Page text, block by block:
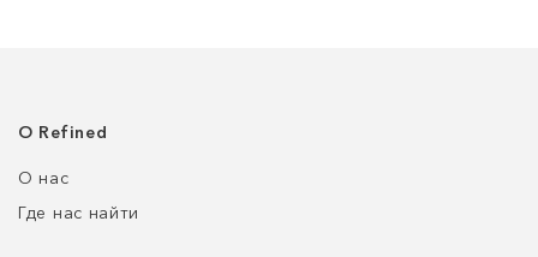
О Refined
О нас
Где нас найти